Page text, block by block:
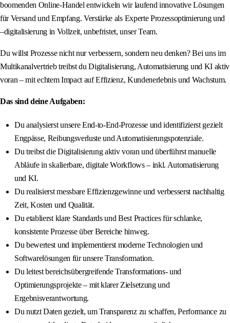
boomenden Online-Handel entwickeln wir laufend innovative Lösungen
für Versand und Empfang. Verstärke als Experte Prozessoptimierung und
–digitalisierung in Vollzeit, unbefristet, unser Team.
Du willst Prozesse nicht nur verbessern, sondern neu denken? Bei uns im
Multikanalvertrieb treibst du Digitalisierung, Automatisierung und KI aktiv
voran – mit echtem Impact auf Effizienz, Kundenerlebnis und Wachstum.
Das sind deine Aufgaben:
Du analysierst unsere End-to-End-Prozesse und identifizierst gezielt
Engpässe, Reibungsverluste und Automatisierungspotenziale.
Du treibst die Digitalisierung aktiv voran und überführst manuelle
Abläufe in skalierbare, digitale Workflows – inkl. Automatisierung
und KI.
Du realisierst messbare Effizienzgewinne und verbesserst nachhaltig
Zeit, Kosten und Qualität.
Du etablierst klare Standards und Best Practices für schlanke,
konsistente Prozesse über Bereiche hinweg.
Du bewertest und implementierst moderne Technologien und
Softwarelösungen für unsere Transformation.
Du leitest bereichsübergreifende Transformations- und
Optimierungsprojekte – mit klarer Zielsetzung und
Ergebnisverantwortung.
Du nutzt Daten gezielt, um Transparenz zu schaffen, Performance zu